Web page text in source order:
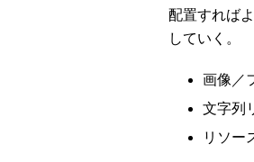
配置すれば
していく。
画像／
文字列
リソー